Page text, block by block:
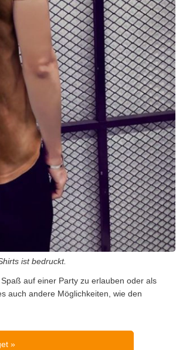
ist bedruckt.
auf einer Party zu erlauben oder als
auch andere Möglichkeiten, wie den